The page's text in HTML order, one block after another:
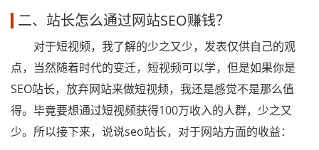
二、站长怎么通过网站SEO赚钱？
对于短视频，我了解的少之又少，发表仅供自己的观
点，当然随着时代的变迁，短视频可以学，但是如果你是
SEO站长，放弃网站来做短视频，我还是感觉不是那么值
得。毕竟要想通过短视频获得100万收入的人群，少之又
少。所以接下来，说说seo站长，对于网站方面的收益：